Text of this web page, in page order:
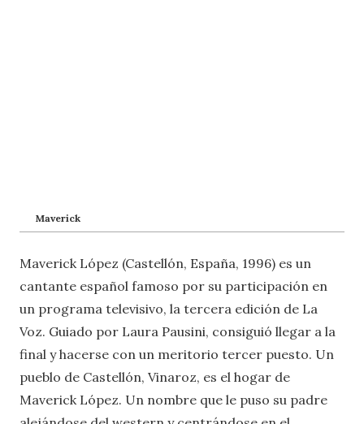
Maverick
Maverick López (Castellón, España, 1996) es un
cantante español famoso por su participación en
un programa televisivo, la tercera edición de La
Voz. Guiado por Laura Pausini, consiguió llegar a la
final y hacerse con un meritorio tercer puesto. Un
pueblo de Castellón, Vinaroz, es el hogar de
Maverick López. Un nombre que le puso su padre